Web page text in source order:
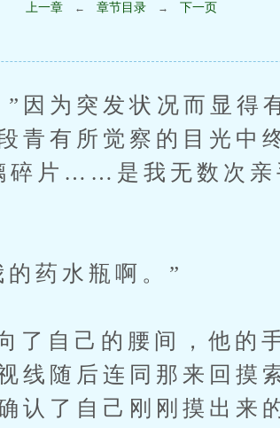
上一章 ← 章节目录 → 下一页
突发状况而显得有
青有所觉察的目光中
碎片……是我无数次亲
水瓶啊。”
己的腰间，他的手
线随后连同那来回摸
认了自己刚刚摸出来